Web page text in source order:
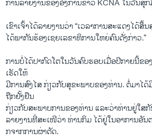
ການລາຍງານຂອງອົງການຂ່າວ KCNA ໃນວັນສຸ
ເຂົາເຈົ້າໄດ້ລາຍງານວ່າ “ເວລາການສະແດງໄດ້
ໄດ້ພາກັນຮ້ອງເຊຍເລຂາທິການໃຫຍ່ຄົນດັ່ງກ່າວ.”
ການບໍ່ໄດ້ປາກົດໂຕໃນວັນຄົບຮອບເມື່ອປີກາຍນີ້ຂອ
ເຮັດໃຫ້
ມີການສົງໄສ ກ່ຽວກັບສຸຂະພາບຂອງທ່ານ. ຕໍ່ມາໄ
ຖືກຢັ້ງຢືນ
ກ່ຽວກັບສະພາບການຂອງທ່ານ ແລະວ່າທ່ານຢູ່ໃສ
ລາຍງານທີ່ສະເໜີວ່າ ທ່ານກິມ ໄດ້ຢູ່ໃນອາການອັນ
ກຈາກການຜ່າຕັດ.